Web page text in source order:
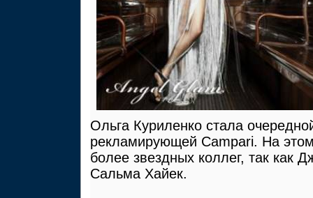
Ольга Куриленко стала
рекламирующей Campari. На
более звездных коллег, так как
Сальма Хайек.